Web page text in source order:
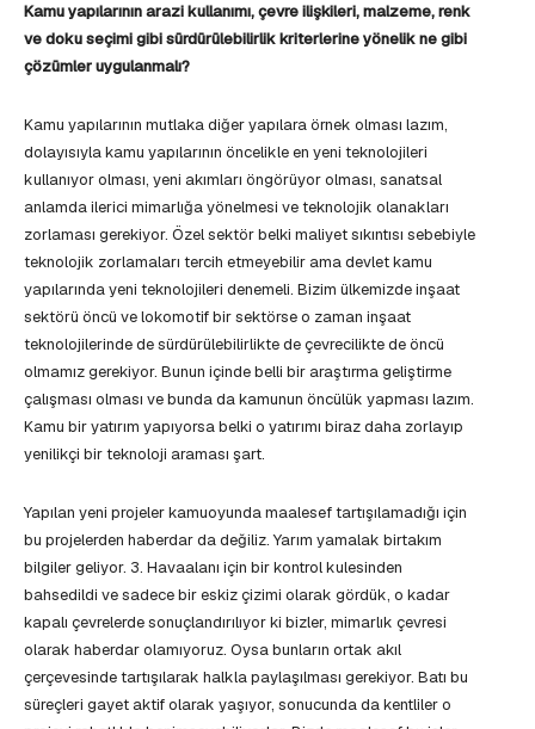
Kamu yapılarının arazi kullanımı, çevre ilişkileri, malzeme, renk
ve doku seçimi gibi sürdürülebilirlik kriterlerine yönelik ne gibi
çözümler uygulanmalı?
Kamu yapılarının mutlaka diğer yapılara örnek olması lazım,
dolayısıyla kamu yapılarının öncelikle en yeni teknolojileri
kullanıyor olması, yeni akımları öngörüyor olması, sanatsal
anlamda ilerici mimarlığa yönelmesi ve teknolojik olanakları
zorlaması gerekiyor. Özel sektör belki maliyet sıkıntısı sebebiyle
teknolojik zorlamaları tercih etmeyebilir ama devlet kamu
yapılarında yeni teknolojileri denemeli. Bizim ülkemizde inşaat
sektörü öncü ve lokomotif bir sektörse o zaman inşaat
teknolojilerinde de sürdürülebilirlikte de çevrecilikte de öncü
olmamız gerekiyor. Bunun içinde belli bir araştırma geliştirme
çalışması olması ve bunda da kamunun öncülük yapması lazım.
Kamu bir yatırım yapıyorsa belki o yatırımı biraz daha zorlayıp
yenilikçi bir teknoloji araması şart.
Yapılan yeni projeler kamuoyunda maalesef tartışılamadığı için
bu projelerden haberdar da değiliz. Yarım yamalak birtakım
bilgiler geliyor. 3. Havaalanı için bir kontrol kulesinden
bahsedildi ve sadece bir eskiz çizimi olarak gördük, o kadar
kapalı çevrelerde sonuçlandırılıyor ki bizler, mimarlık çevresi
olarak haberdar olamıyoruz. Oysa bunların ortak akıl
çerçevesinde tartışılarak halkla paylaşılması gerekiyor. Batı bu
süreçleri gayet aktif olarak yaşıyor, sonucunda da kentliler o